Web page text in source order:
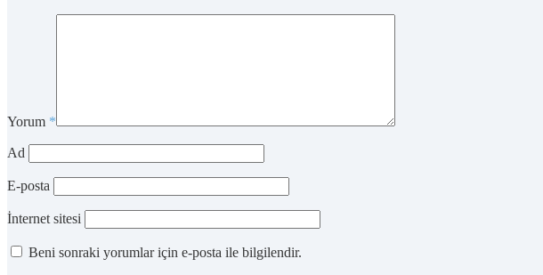
Yorum *
Ad
E-posta
İnternet sitesi
Beni sonraki yorumlar için e-posta ile bilgilendir.